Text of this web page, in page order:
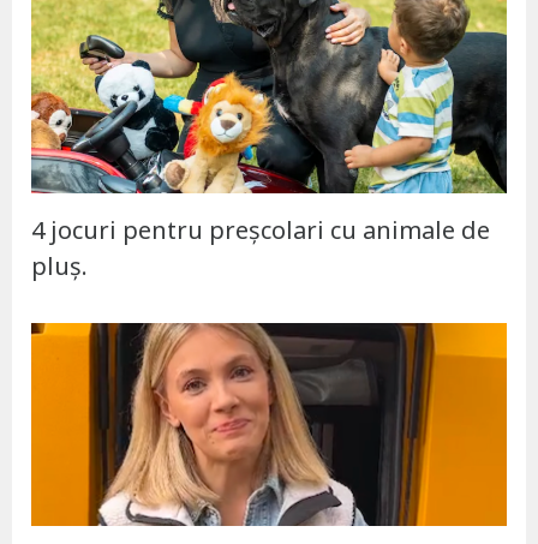
4 jocuri pentru preșcolari cu animale de
pluș.